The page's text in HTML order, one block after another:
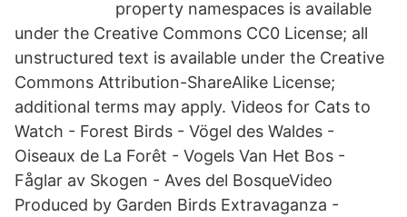
property namespaces is available
under the Creative Commons CC0 License; all
unstructured text is available under the Creative
Commons Attribution-ShareAlike License;
additional terms may apply. Videos for Cats to
Watch - Forest Birds - Vögel des Waldes -
Oiseaux de La Forêt - Vogels Van Het Bos -
Fåglar av Skogen - Aves del BosqueVideo
Produced by Garden Birds Extravaganza -